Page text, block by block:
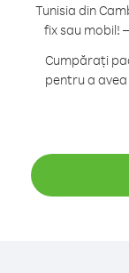
Tunisia din
fix sau mobil!
Cumpărați
pentru a